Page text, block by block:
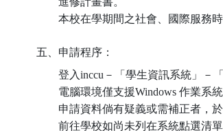
本校在學期間之社會、國際服務
五、申請程序：
登入inccu－「學生資訊系統」－
電腦環境僅支援Windows 作業系
申請資料倘有疑義或需補正者，
前往學校如尚未列在系統點選清